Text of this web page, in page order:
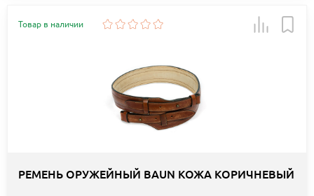
Товар в наличии
РЕМЕНЬ ОРУЖЕЙНЫЙ BAUN КОЖА КОРИЧНЕВЫЙ